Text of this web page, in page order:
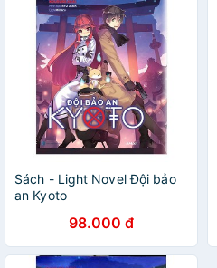
Sách - Light Novel Đội bảo
an Kyoto
98.000 đ